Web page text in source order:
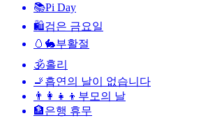
📚Pi Day
🛍검은 금요일
🥚🐇부활절
🕉홀리
🚬 흡연의 날이 없습니다
👨‍👩‍👧‍👦 부모의 날
🏦은행 휴무